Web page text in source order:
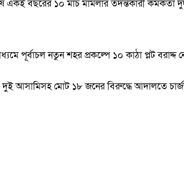
বছরের ১০ মার্চ মামলার তদন্তকারী
পূর্বাচল নতুন শহর প্রকল্পে ১০ কাঠা প্লট
আসামিসহ মোট ১৮ জনের বিরুদ্ধে আদালতে